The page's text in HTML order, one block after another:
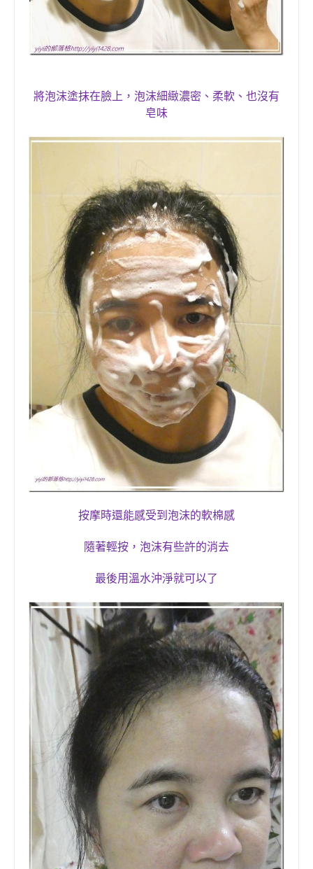
將泡沫塗抹在臉上， 泡沫細緻濃密 、柔軟 、 也沒有
皂味
按摩時還能感受到 泡沫的軟棉感
隨著輕按，泡沫有些許的消去
最後用溫水沖淨就可以了